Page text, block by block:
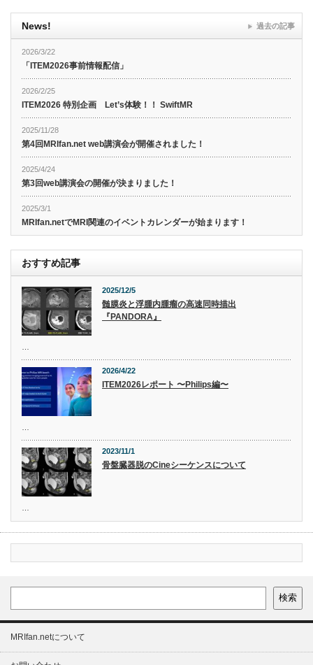
News!
2026/3/22
「ITEM2026事前情報配信」
2026/2/25
ITEM2026 特別企画 Let’s体験！！ SwiftMR
2025/11/28
第4回MRIfan.net web講演会が開催されました！
2025/4/24
第3回web講演会の開催が決まりました！
2025/3/1
MRIfan.netでMRI関連のイベントカレンダーが始まります！
過去の記事
おすすめ記事
2025/12/5
髄膜炎と浮腫内腫瘤の高速同時描出
『PANDORA』
2026/4/22
ITEM2026レポート 〜Philips編〜
2023/11/1
骨盤臓器脱のCineシーケンスについて
検索
MRIfan.netについて